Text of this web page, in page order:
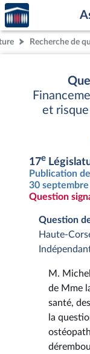
Aller au contenu
Aller en bas de la
Accèder
à la
page
d'accueilRecherche de
et
17e
Publication
30
Question
Question
Haute-
M.
de Mme
santé,
la